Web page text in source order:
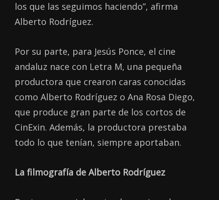
los que las seguimos haciendo”, afirma
Alberto Rodríguez.
Por su parte, para Jesús Ponce, el cine
andaluz nace con Letra M, una pequeña
productora que crearon caras conocidas
como Alberto Rodríguez o Ana Rosa Diego,
que produce gran parte de los cortos de
CinExin. Además, la productora prestaba
todo lo que tenían, siempre aportaban.
La filmografía de Alberto Rodríguez